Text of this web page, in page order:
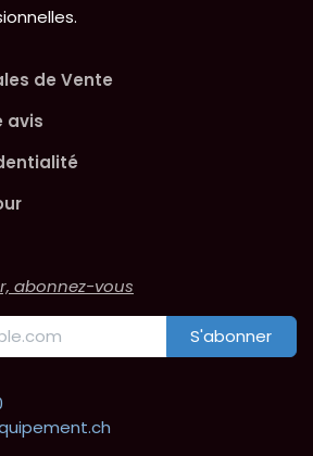
de Vente
avis
abonnez-vous
S'abonner